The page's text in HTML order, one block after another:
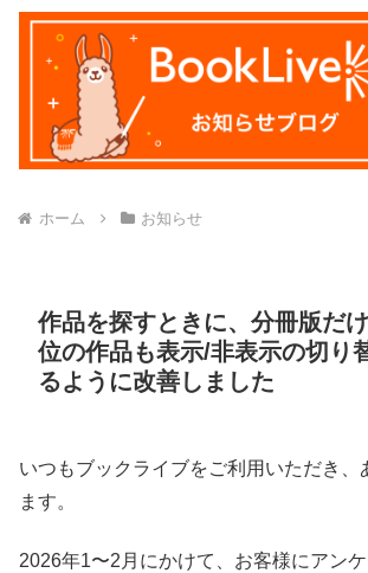
ホーム お知らせ
作品を探すときに、分冊版だ
位の作品も表示/非表示の切り
るように改善しました
いつもブックライブをご利用いただき、
ます。
2026年1〜2月にかけて、お客様にアン